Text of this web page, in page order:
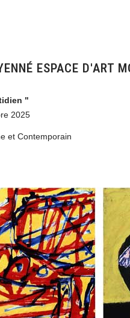
ESPACE D'ART
"
2025
et Contemporain